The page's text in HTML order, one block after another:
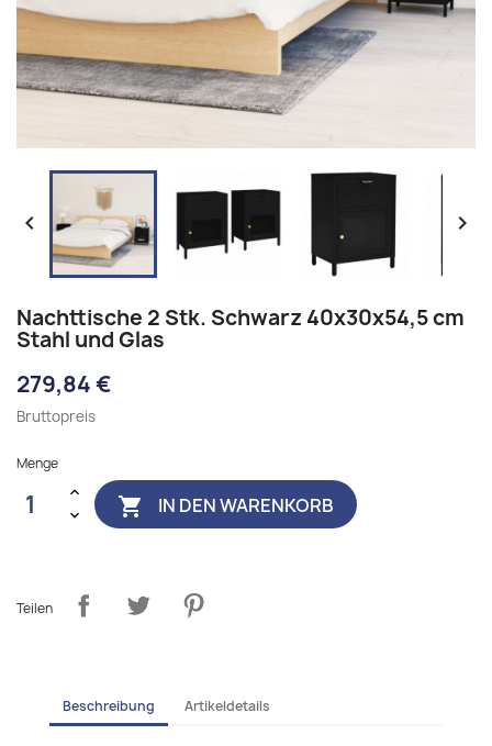
 
Nachttische 2 Stk. Schwarz 40x30x54,5 cm
Stahl und Glas
279,84 €
Bruttopreis
Menge
 IN DEN WARENKORB
Teilen
Beschreibung Artikeldetails